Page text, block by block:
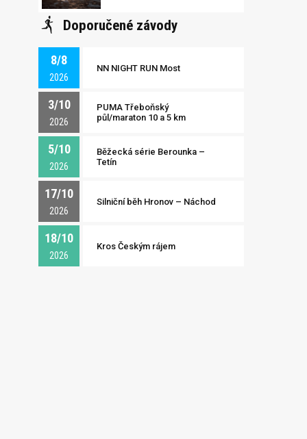
Doporučené závody
8/8
2026
NN NIGHT RUN Most
3/10
2026
PUMA Třeboňský
půl/maraton 10 a 5 km
5/10
2026
Běžecká série Berounka –
Tetín
17/10
2026
Silniční běh Hronov – Náchod
18/10
2026
Kros Českým rájem